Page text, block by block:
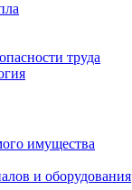
труда
имущества
и оборудования